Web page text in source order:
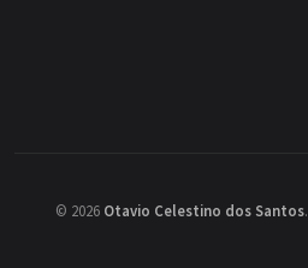
© 2026 Otavio Celestino dos Santos.